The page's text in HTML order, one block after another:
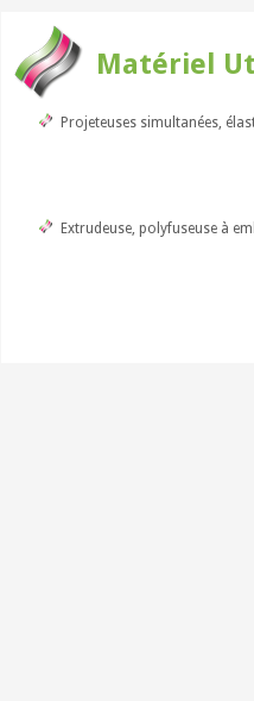
Matériel
Projeteuses simultanées,
Extrudeuse, polyfuseuse à